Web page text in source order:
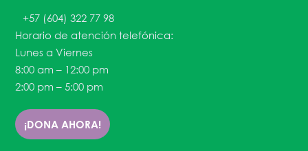
+57 (604) 322 77 98
Horario de atención telefónica:
Lunes a Viernes
8:00 am – 12:00 pm
2:00 pm – 5:00 pm
¡DONA AHORA!